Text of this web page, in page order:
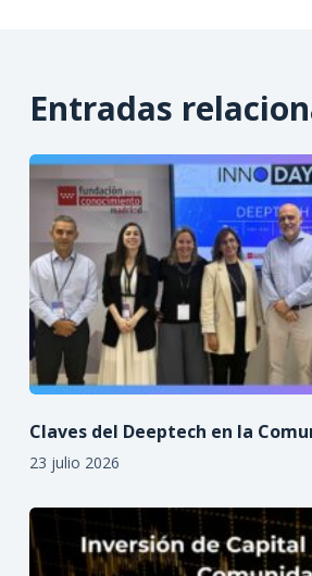
Entradas
Claves del Deeptech en la
23 julio 2026